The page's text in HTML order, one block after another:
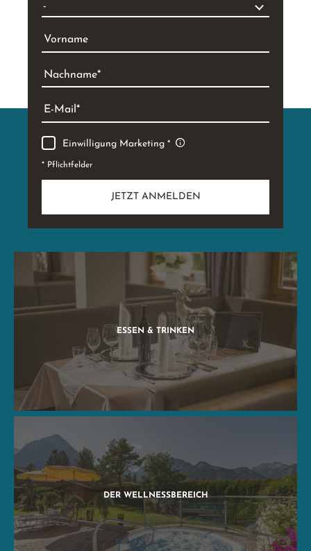
Vorname
Nachname
E-Mail
Einwilligung Marketing
* Pflichtfelder
JETZT ANMELDEN
ESSEN & TRINKEN
DER WELLNESSBEREICH